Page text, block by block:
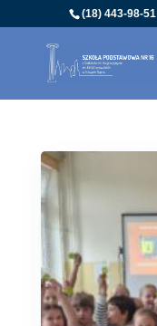
(18) 443-98-51